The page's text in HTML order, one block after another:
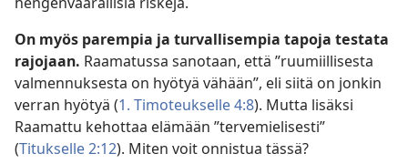
On myös parempia ja turvallisempia tapoja testata
rajojaan. Raamatussa sanotaan, että ”ruumiillisesta
valmennuksesta on hyötyä vähään”, eli siitä on jonkin
verran hyötyä (1. Timoteukselle 4:8). Mutta lisäksi
Raamattu kehottaa elämään ”tervemielisesti”
(Titukselle 2:12). Miten voit onnistua tässä?